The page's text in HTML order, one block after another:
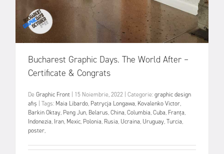
Bucharest Graphic Days. The World After –
Certificate & Congrats
De Graphic Front 15 Noiembrie, 2022 Categorie:graphic design
afiș
Tags: Maia Libardo, Patrycja Longawa, Kovalenko Victor,
Barkin Oktay, Peng Jun, Belarus,China,Columbia,Cuba, Franța,
Indonezia, Iran, Mexic, Polonia, Rusia, Ucraina, Uruguay,Turcia,
poster,